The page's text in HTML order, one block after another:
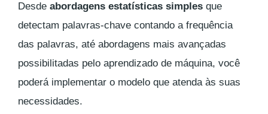
Desde abordagens estatísticas simples que
detectam palavras-chave contando a frequência
das palavras, até abordagens mais avançadas
possibilitadas pelo aprendizado de máquina, você
poderá implementar o modelo que atenda às suas
necessidades.